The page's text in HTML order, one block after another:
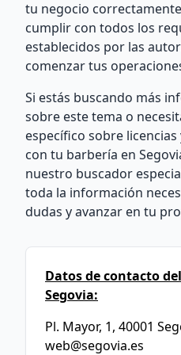
tu negocio
cumplir con todos los
establecidos por las
comenzar tus
Si estás buscando más
sobre este tema o
específico sobre
con tu barbería en
nuestro buscador
toda la información
dudas y avanzar en tu
Datos de contacto
Segovia:
Pl. Mayor, 1, 40001
web@segovia.es